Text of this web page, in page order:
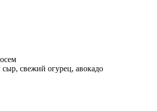
свежий огурец, авокадо